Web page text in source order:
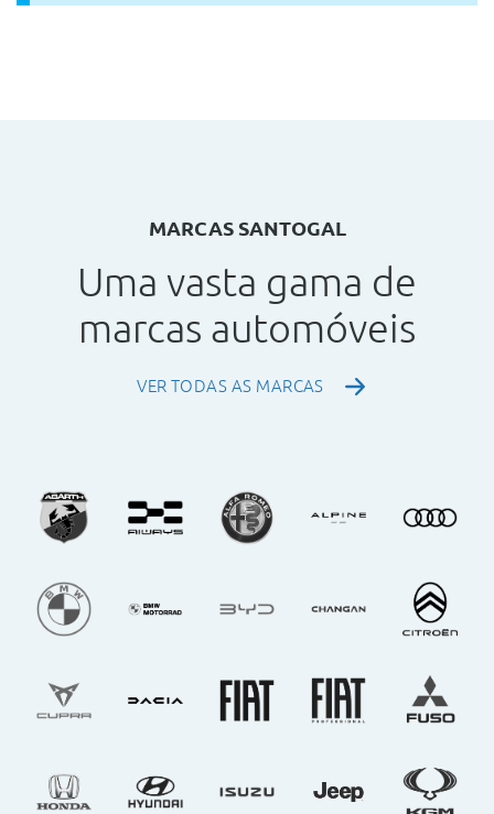
MARCAS SANTOGAL
Uma vasta gama de
marcas automóveis
VER TODAS AS MARCAS